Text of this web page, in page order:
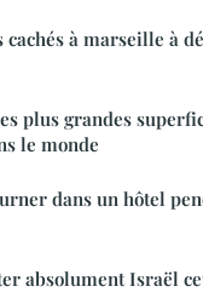
cachés à marseille à
plus grandes
le monde
dans un hôtel
absolument Israël